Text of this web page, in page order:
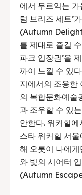
에서 무르익는 가
텀 브리즈 세트’
(Autumn
를 제대로 즐길
파크 입장권’을
까이 느낄 수 있
지에서의 조용한
의 복합문화예술
과 조우할 수 있
안한다. 워커힐
스타 워커힐 서
해 오롯이 나에
와 빛의 시어터
(Autumn